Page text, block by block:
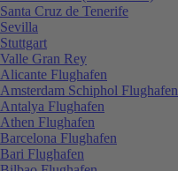
Santa Cruz de Tenerife
Sevilla
Stuttgart
Valle Gran Rey
Alicante Flughafen
Amsterdam Schiphol Flughafen
Antalya Flughafen
Athen Flughafen
Barcelona Flughafen
Bari Flughafen